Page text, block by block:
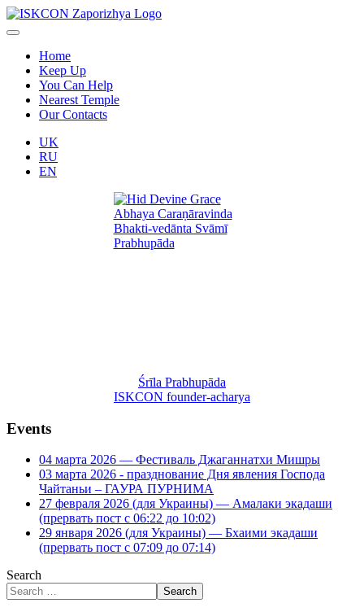
Home
Keep Up
You Can Help
Nearest Temple
Our Contacts
UK
RU
EN
Śrīla Prabhupāda
ISKCON founder-acharya
Events
04 марта 2026 — Фестиваль Джаганнатхи Мишры
03 марта 2026 - празднование Дня явления Господа
Чайтаньи – ГАУРА ПУРНИМА
27 февраля 2026 (для Украины) — Амалаки экадаши
(прервать пост с 06:22 до 10:02)
29 января 2026 (для Украины) — Бхаими экадаши
(прервать пост с 07:09 до 07:14)
Search
Search